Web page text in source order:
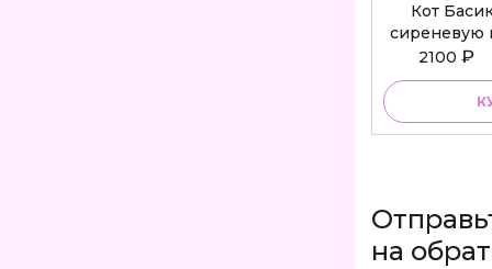
Кот
сиреневую
2100₽
на